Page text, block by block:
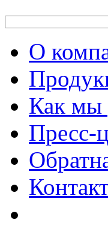
О
Как мы
Пресс-